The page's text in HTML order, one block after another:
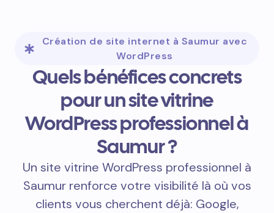
Création de site internet à Saumur avec
WordPress
Quels bénéfices concrets
pour un site vitrine
WordPress professionnel à
Saumur ?
Un site vitrine WordPress professionnel à
Saumur renforce votre visibilité là où vos
clients vous cherchent déjà: Google,